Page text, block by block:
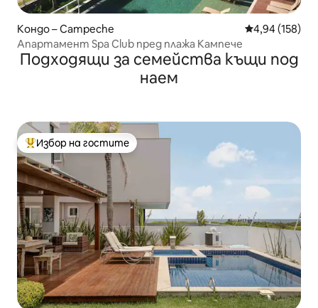
Кондо – Campeche Средна
4,94 (158)
Апартамент Spa Club пред плажа Кампече
Подходящи за семейства къщи под
наем
Най-популярен избор на гостите
Избор на гостите